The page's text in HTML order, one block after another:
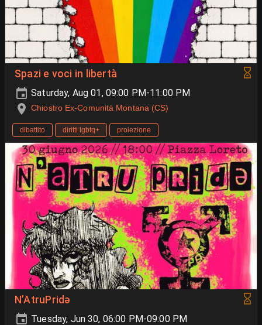
Spazi e voci in libertà
Saturday, Aug 01, 09:00 PM-11:00 PM
Chiostro Ex-Comunità Montana (CS)
dibattito diritti lgbtq+ proiezione
N’AtruPridə
Tuesday, Jun 30, 06:00 PM-09:00 PM